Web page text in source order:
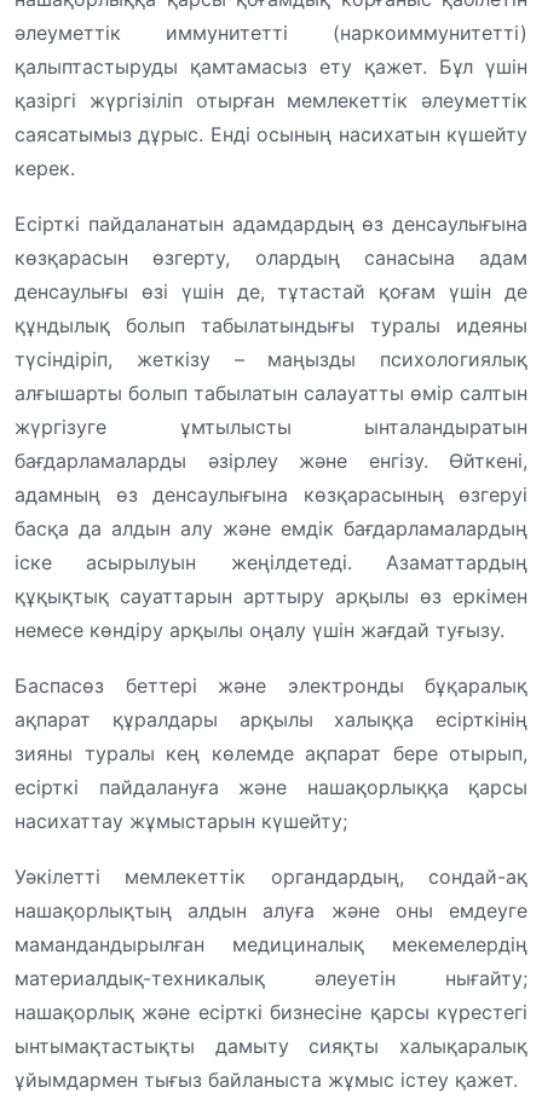
әлеуметтік иммунитетті (наркоиммунитетті)
қалыптастыруды қамтамасыз ету қажет. Бұл үшін
қазіргі жүргізіліп отырған мемлекеттік әлеуметтік
саясатымыз дұрыс. Енді осының насихатын күшейту
керек.
Есірткі пайдаланатын адамдардың өз денсаулығына
көзқарасын өзгерту, олардың санасына адам
денсаулығы өзі үшін де, тұтастай қоғам үшін де
құндылық болып табылатындығы туралы идеяны
түсіндіріп, жеткізу – маңызды психологиялық
алғышарты болып табылатын салауатты өмір салтын
жүргізуге ұмтылысты ынталандыратын
бағдарламаларды әзірлеу және енгізу. Өйткені,
адамның өз денсаулығына көзқарасының өзгеруі
басқа да алдын алу және емдік бағдарламалардың
іске асырылуын жеңілдетеді. Азаматтардың
құқықтық сауаттарын арттыру арқылы өз еркімен
немесе көндіру арқылы оңалу үшін жағдай туғызу.
Баспасөз беттері және электронды бұқаралық
ақпарат құралдары арқылы халыққа есірткінің
зияны туралы кең көлемде ақпарат бере отырып,
есірткі пайдалануға және нашақорлыққа қарсы
насихаттау жұмыстарын күшейту;
Уәкілетті мемлекеттік органдардың, сондай-ақ
нашақорлықтың алдын алуға және оны емдеуге
мамандандырылған медициналық мекемелердің
материалдық-техникалық әлеуетін нығайту;
нашақорлық және есірткі бизнесіне қарсы күрестегі
ынтымақтастықты дамыту сияқты халықаралық
ұйымдармен тығыз байланыста жұмыс істеу қажет.